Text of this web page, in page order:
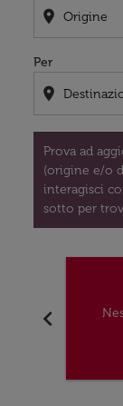
location_on
Per
location_on
Prova ad
(origine e/o
interagisci
sotto per
chevron_left